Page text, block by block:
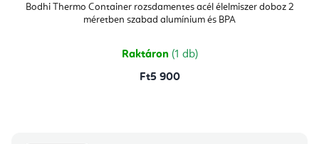
Bodhi Thermo Container rozsdamentes acél élelmiszer doboz 2
méretben szabad alumínium és BPA
átlagos
értékelése
5-
csillag.
Raktáron (1 db)
Ft5 900